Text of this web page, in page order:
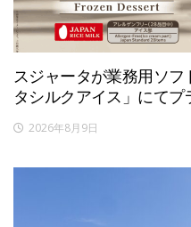
スジャータが業務用ソ
タシルクアイス」にて
2026年8月9日